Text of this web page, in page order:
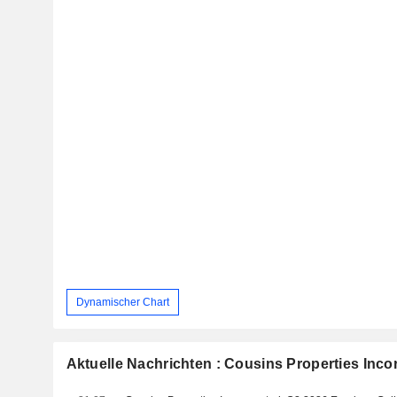
Dynamischer Chart
Aktuelle Nachrichten : Cousins Properties